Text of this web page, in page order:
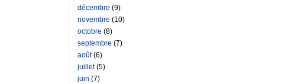
décembre (9)
novembre (10)
octobre (8)
septembre (7)
août(6)
juillet(5)
juin (7)